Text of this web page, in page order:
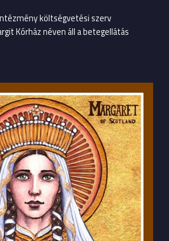
költségvetési szerv
Kórház néven áll a betegellátás